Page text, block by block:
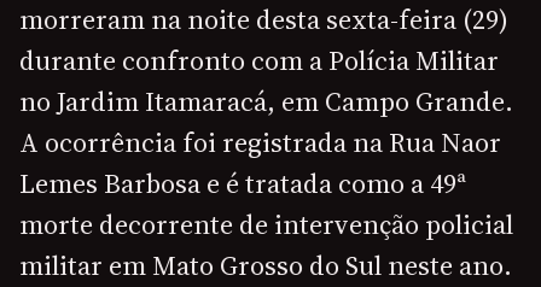
morreram na noite desta sexta-feira (29)
durante confronto com a Polícia Militar
no Jardim Itamaracá, em Campo Grande.
A ocorrência foi registrada na Rua Naor
Lemes Barbosa e é tratada como a 49ª
morte decorrente de intervenção policial
militar em Mato Grosso do Sul neste ano.